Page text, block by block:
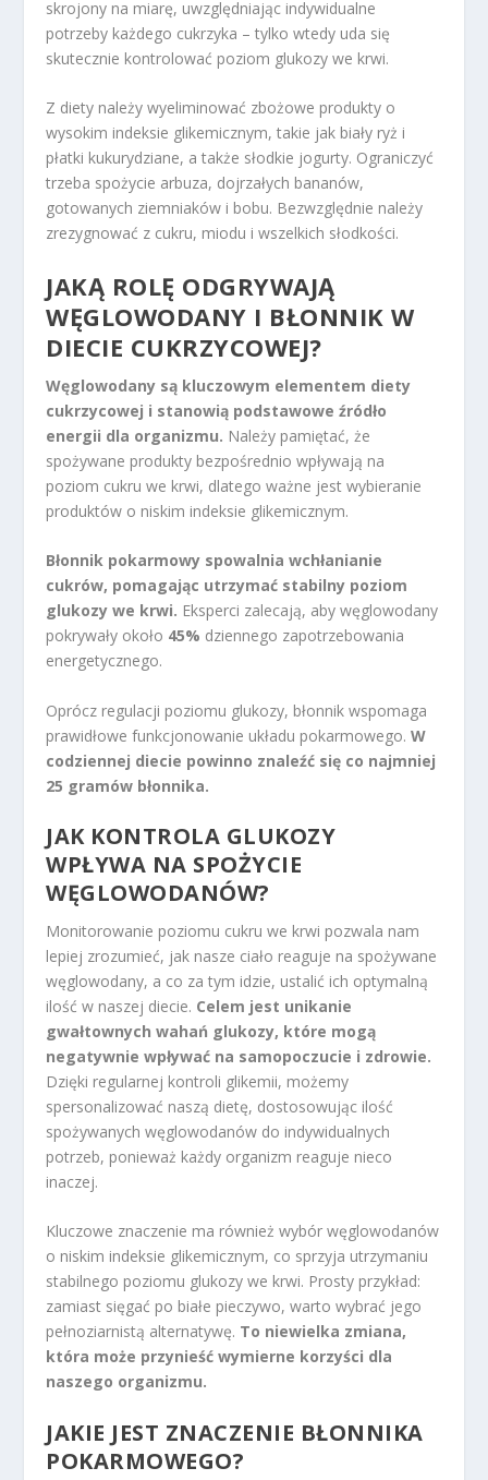
skrojony na miarę, uwzględniając indywidualne
potrzeby każdego cukrzyka – tylko wtedy uda się
skutecznie kontrolować poziom glukozy we krwi.
Z diety należy wyeliminować zbożowe produkty o
wysokim indeksie glikemicznym, takie jak biały ryż i
płatki kukurydziane, a także słodkie jogurty. Ograniczyć
trzeba spożycie arbuza, dojrzałych bananów,
gotowanych ziemniaków i bobu. Bezwzględnie należy
zrezygnować z cukru, miodu i wszelkich słodkości.
JAKĄ ROLĘ ODGRYWAJĄ
WĘGLOWODANY I BŁONNIK W
DIECIE CUKRZYCOWEJ?
Węglowodany są kluczowym elementem diety
cukrzycowej i stanowią podstawowe źródło
energii dla organizmu. Należy pamiętać, że
spożywane produkty bezpośrednio wpływają na
poziom cukru we krwi, dlatego ważne jest wybieranie
produktów o niskim indeksie glikemicznym.
Błonnik pokarmowy spowalnia wchłanianie
cukrów, pomagając utrzymać stabilny poziom
glukozy we krwi. Eksperci zalecają, aby węglowodany
pokrywały około 45% dziennego zapotrzebowania
energetycznego.
Oprócz regulacji poziomu glukozy, błonnik wspomaga
prawidłowe funkcjonowanie układu pokarmowego.W
codziennej diecie powinno znaleźć się co najmniej
25 gramów błonnika.
JAK KONTROLA GLUKOZY
WPŁYWA NA SPOŻYCIE
WĘGLOWODANÓW?
Monitorowanie poziomu cukru we krwi pozwala nam
lepiej zrozumieć, jak nasze ciało reaguje na spożywane
węglowodany, a co za tym idzie, ustalić ich optymalną
ilość w naszej diecie. Celem jest unikanie
gwałtownych wahań glukozy, które mogą
negatywnie wpływać na samopoczucie i zdrowie.
Dzięki regularnej kontroli glikemii, możemy
spersonalizować naszą dietę, dostosowując ilość
spożywanych węglowodanów do indywidualnych
potrzeb, ponieważ każdy organizm reaguje nieco
inaczej.
Kluczowe znaczenie ma również wybór węglowodanów
o niskim indeksie glikemicznym, co sprzyja utrzymaniu
stabilnego poziomu glukozy we krwi. Prosty przykład:
zamiast sięgać po białe pieczywo, warto wybrać jego
pełnoziarnistą alternatywę. To niewielka zmiana,
która może przynieść wymierne korzyści dla
naszego organizmu.
JAKIE JEST ZNACZENIE BŁONNIKA
POKARMOWEGO?